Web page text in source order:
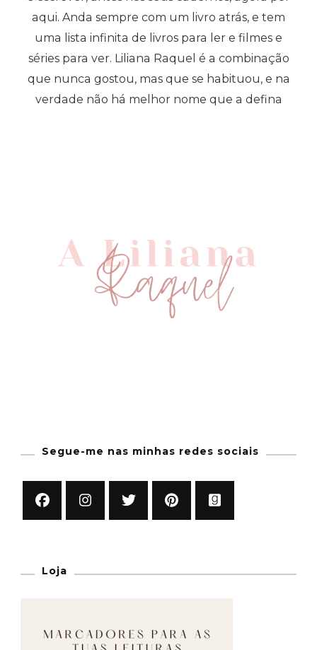
aqui. Anda sempre com um livro atrás, e tem
uma lista infinita de livros para ler e filmes e
séries para ver. Liliana Raquel é a combinação
que nunca gostou, mas que se habituou, e na
verdade não há melhor nome que a defina
Segue-me nas minhas redes sociais
Loja